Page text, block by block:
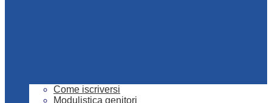
Come iscriversi
Modulistica genitori